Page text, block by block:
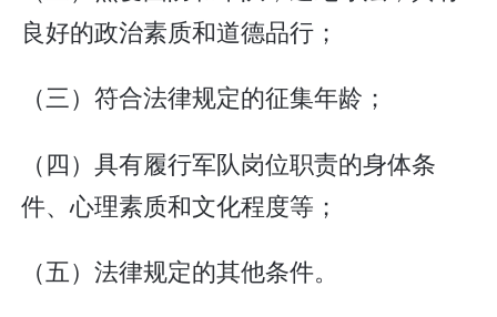
良好的政治素质和道德品行；
（三）符合法律规定的征集年龄；
（四）具有履行军队岗位职责的身体条
件、心理素质和文化程度等；
（五）法律规定的其他条件。